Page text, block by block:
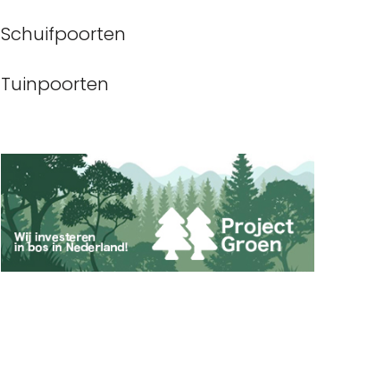
Schuifpoorten
Tuinpoorten